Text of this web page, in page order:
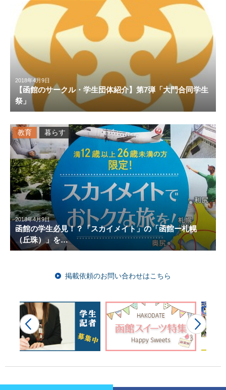
2018年4月9日
【函館のサークル・学生団体紹介】第7弾「大門合同学生
祭」
2018年4月9日
函館の学生必見！？「スカイメイト」の「函館ー札幌
（丘珠）」を…
教育 暮らす
掲載依頼のお問い合わせはこちら